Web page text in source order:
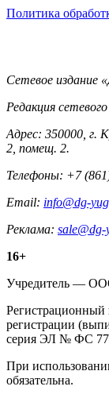
Политика
Контакты
Сетевое издание
Редакция
Адрес: 350000, г.
2, помещ. 2.
Телефоны: +7
Email: info@dg-
Реклама:
Информация
о
издании
16+
Учредитель —
Регистрационный
регистрации
серия ЭЛ № ФС 77
При
обязательна.